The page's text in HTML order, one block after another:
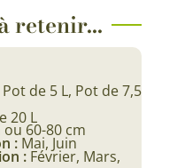
retenir...
Pot de 5 L, Pot de 7,5
20 L
ou 60-80 cm
: Mai, Juin
: Février, Mars,